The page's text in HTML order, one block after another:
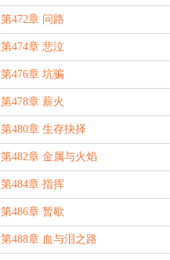
第472章 问路
第474章 悲泣
第476章 坑骗
第478章 薪火
第480章 生存抉择
第482章 金属与火焰
第484章 指挥
第486章 暂歇
第488章 血与泪之路